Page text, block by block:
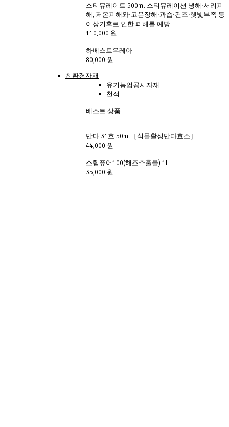
스티뮤레이트 500ml 스티뮤레이션 냉해·서리피
해, 저온피해와·고온장해·과습·건조·햇빛부족 등
이상기후로 인한 피해를 예방
110,000 원
하베스트우레아
80,000 원
친환경자재
유기농업공시자재
천적
베스트 상품
만다 31호 50ml［식물활성만다효소］
44,000 원
스팀퓨어100(해조추출물) 1L
35,000 원